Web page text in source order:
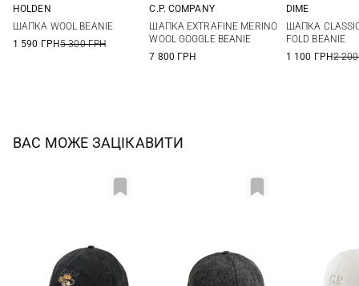
HOLDEN
ШАПКА WOOL BEANIE
1 590 ГРН5 300 ГРН
C.P. COMPANY
ШАПКА EXTRAFINE MERINO
WOOL GOGGLE BEANIE
7 800 ГРН
DIME
ШАПКА
FOLD BEANIE
1 100 ГРН2
ВАС МОЖЕ ЗАЦІКАВИТИ